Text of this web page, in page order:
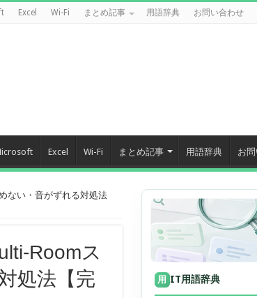
Excel Wi-Fi まとめ記事 用語辞典 お問い合わせ
Excel Wi-Fi まとめ記事 用語辞典 お
ない・音がずれる対処法
Roomス
処法【完
用 IT用語辞典